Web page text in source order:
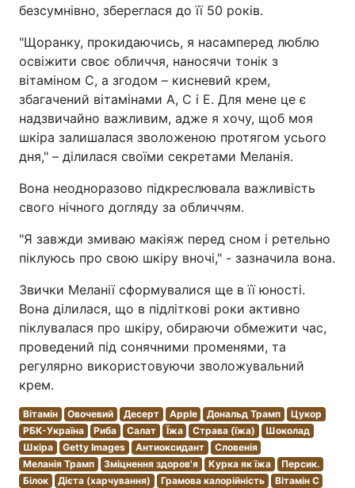
безсумнівно, збереглася до її 50 років.
"Щоранку, прокидаючись, я насамперед люблю
освіжити своє обличчя, наносячи тонік з
вітаміном С, а згодом – кисневий крем,
збагачений вітамінами А, С і E. Для мене це є
надзвичайно важливим, адже я хочу, щоб моя
шкіра залишалася зволоженою протягом усього
дня," – ділилася своїми секретами Меланія.
Вона неодноразово підкреслювала важливість
свого нічного догляду за обличчям.
"Я завжди змиваю макіяж перед сном і ретельно
піклуюсь про свою шкіру вночі," - зазначила вона.
Звички Меланії сформувалися ще в її юності.
Вона ділилася, що в підліткові роки активно
піклувалася про шкіру, обираючи обмежити час,
проведений під сонячними променями, та
регулярно використовуючи зволожувальний
крем.
Вітамін Овочевий Десерт Apple Дональд Трамп
Цукор
РБК-Україна
Риба Салат Їжа Страва (їжа)
Шоколад
Шкіра
Getty Images Антиоксидант
Словенія
Меланія Трамп
Зміцнення здоров'я Курка як їжа
Персик.
Білок
Дієта (харчування) Грамова калорійність Вітамін С